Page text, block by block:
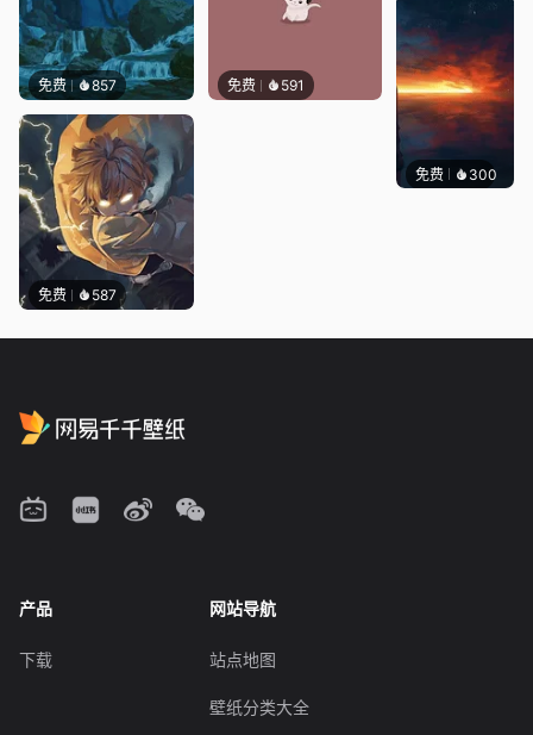
免费 857 免费 591
免费 587
免费 300辰东
产品
下载
网站导航
站点地图
壁纸分类大全